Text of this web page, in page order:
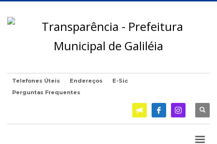
Telefones Úteis Endereços
E-Sic
Perguntas Frequentes